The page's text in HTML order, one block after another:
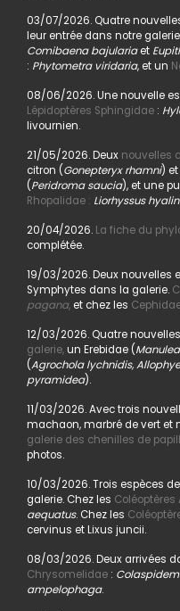
03/07/2026. Quatre
leur entrée dans notre
Comibaena bajulariaet
: Phytometra viridaria, et un
08/06/2026. Une nouvelle
Lépidoptères Sphingidae:
livournien.
21/05/2026. Deux nouvelles
citron (Gonepteryx rhamni)
(Peridroma saucia), et une
Rhopalidae : Liorhyssus
20/04/2026. La fiche du
complétée.
19/03/2026. Deux nouvelles
Symphytes dans la galerie.
pagana,et chez les
12/03/2026. Quatre
galerie,un Erebidae (
(Agrochola lychnidis,
pyramidea).
11/03/2026. Avec trois
machaon, marbré de vert et
galerie des chenilles de
photos.
10/03/2026. Trois espèces
galerie. Chez les Coléoptères
aequatus. Chez les
cervinus et Lixus juncii.
08/03/2026. Deux arrivées
Chrysomelidae:
ampelophaga.